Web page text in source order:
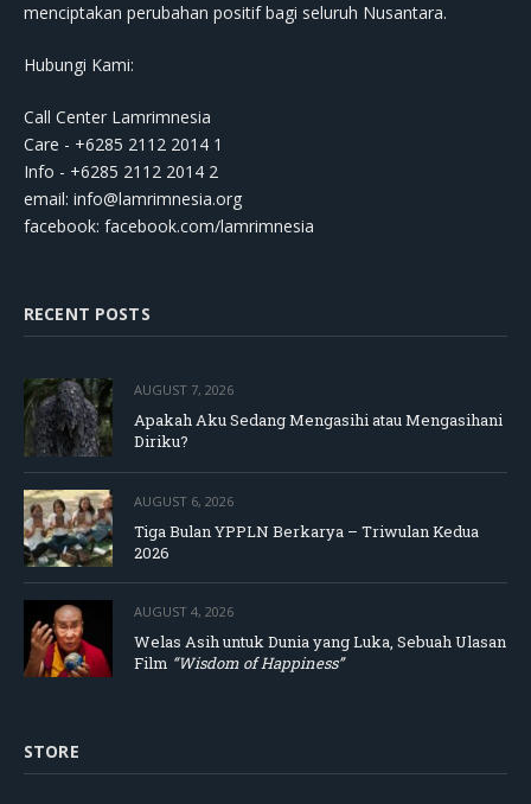
menciptakan perubahan positif bagi seluruh Nusantara.
Hubungi Kami:
Call Center Lamrimnesia
Care - +6285 2112 2014 1
Info - +6285 2112 2014 2
email: info@lamrimnesia.org
facebook: facebook.com/lamrimnesia
RECENT POSTS
AUGUST 7, 2026
Apakah Aku Sedang Mengasihi atau Mengasihani
Diriku?
AUGUST 6, 2026
Tiga Bulan YPPLN Berkarya – Triwulan Kedua
2026
AUGUST 4, 2026
Welas Asih untuk Dunia yang Luka, Sebuah Ulasan
Film “Wisdom of Happiness”
STORE